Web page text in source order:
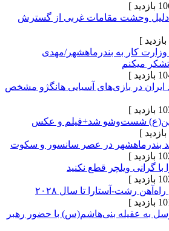
مقامات غربی از گسترش
بندرماهشهر/مهدی
آسیایی هانگژو مشخص
شد+فیلم و عکس
در عصر سانسور و سکوت
قطع نکنید
تا سال ‌۲۰۲۸
بنی‌هاشم(س) با حضور رهبر